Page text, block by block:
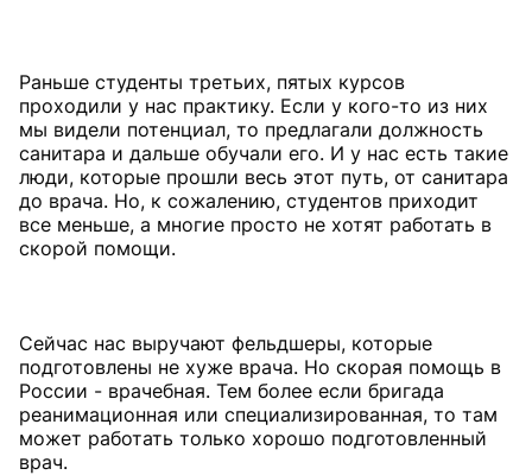
Раньше студенты третьих, пятых курсов
проходили у нас практику. Если у кого-то из них
мы видели потенциал, то предлагали должность
санитара и дальше обучали его. И у нас есть такие
люди, которые прошли весь этот путь, от санитара
до врача. Но, к сожалению, студентов приходит
все меньше, а многие просто не хотят работать в
скорой помощи.
Сейчас нас выручают фельдшеры, которые
подготовлены не хуже врача. Но скорая помощь в
России - врачебная. Тем более если бригада
реанимационная или специализированная, то там
может работать только хорошо подготовленный
врач.